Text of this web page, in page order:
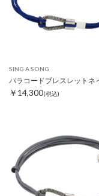
SING A SONG
￥14,300(税込)